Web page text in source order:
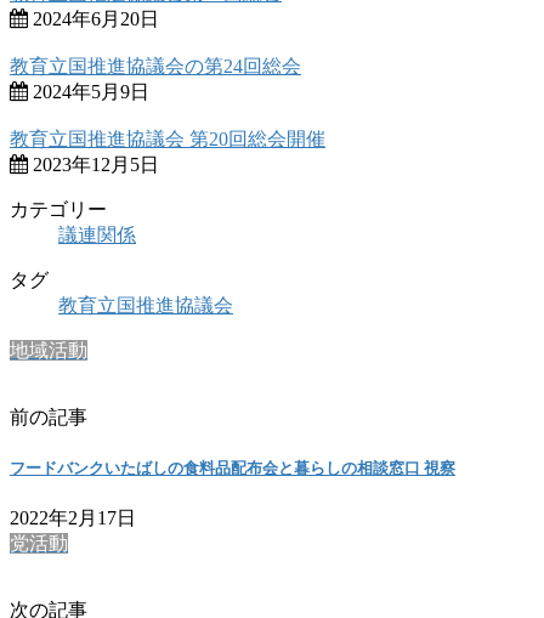
2024年6月20日
教育立国推進協議会の第24回総会
2024年5月9日
教育立国推進協議会 第20回総会開催
2023年12月5日
カテゴリー
議連関係
タグ
教育立国推進協議会
地域活動
前の記事
フードバンクいたばしの食料品配布会と暮らしの相談窓口 視察
2022年2月17日
党活動
次の記事